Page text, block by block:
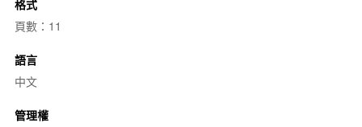
格式
頁數：11
語言
中文
管理權